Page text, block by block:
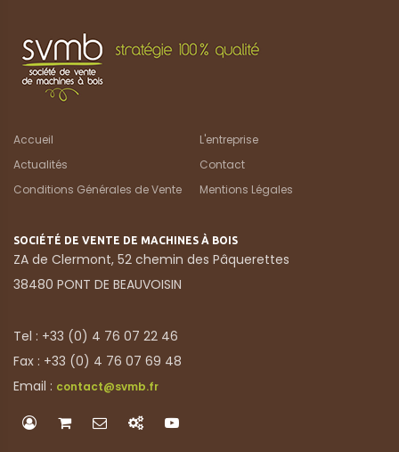
Accueil
L'entreprise
Actualités
Contact
Conditions Générales de Vente
Mentions Légales
SOCIÉTÉ DE VENTE DE MACHINES À BOIS
ZA de Clermont, 52 chemin des Pâquerettes
38480 PONT DE BEAUVOISIN
Tel : +33 (0) 4 76 07 22 46
Fax : +33 (0) 4 76 07 69 48
Email : contact@svmb.fr